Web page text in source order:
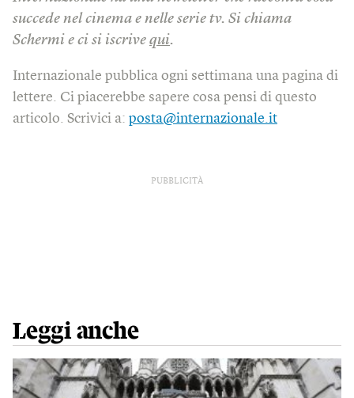
succede nel cinema e nelle serie tv. Si chiama
Schermi e ci si iscrive qui.
Internazionale pubblica ogni settimana una pagina di
lettere. Ci piacerebbe sapere cosa pensi di questo
articolo. Scrivici a: posta@internazionale.it
PUBBLICITÀ
Leggi anche